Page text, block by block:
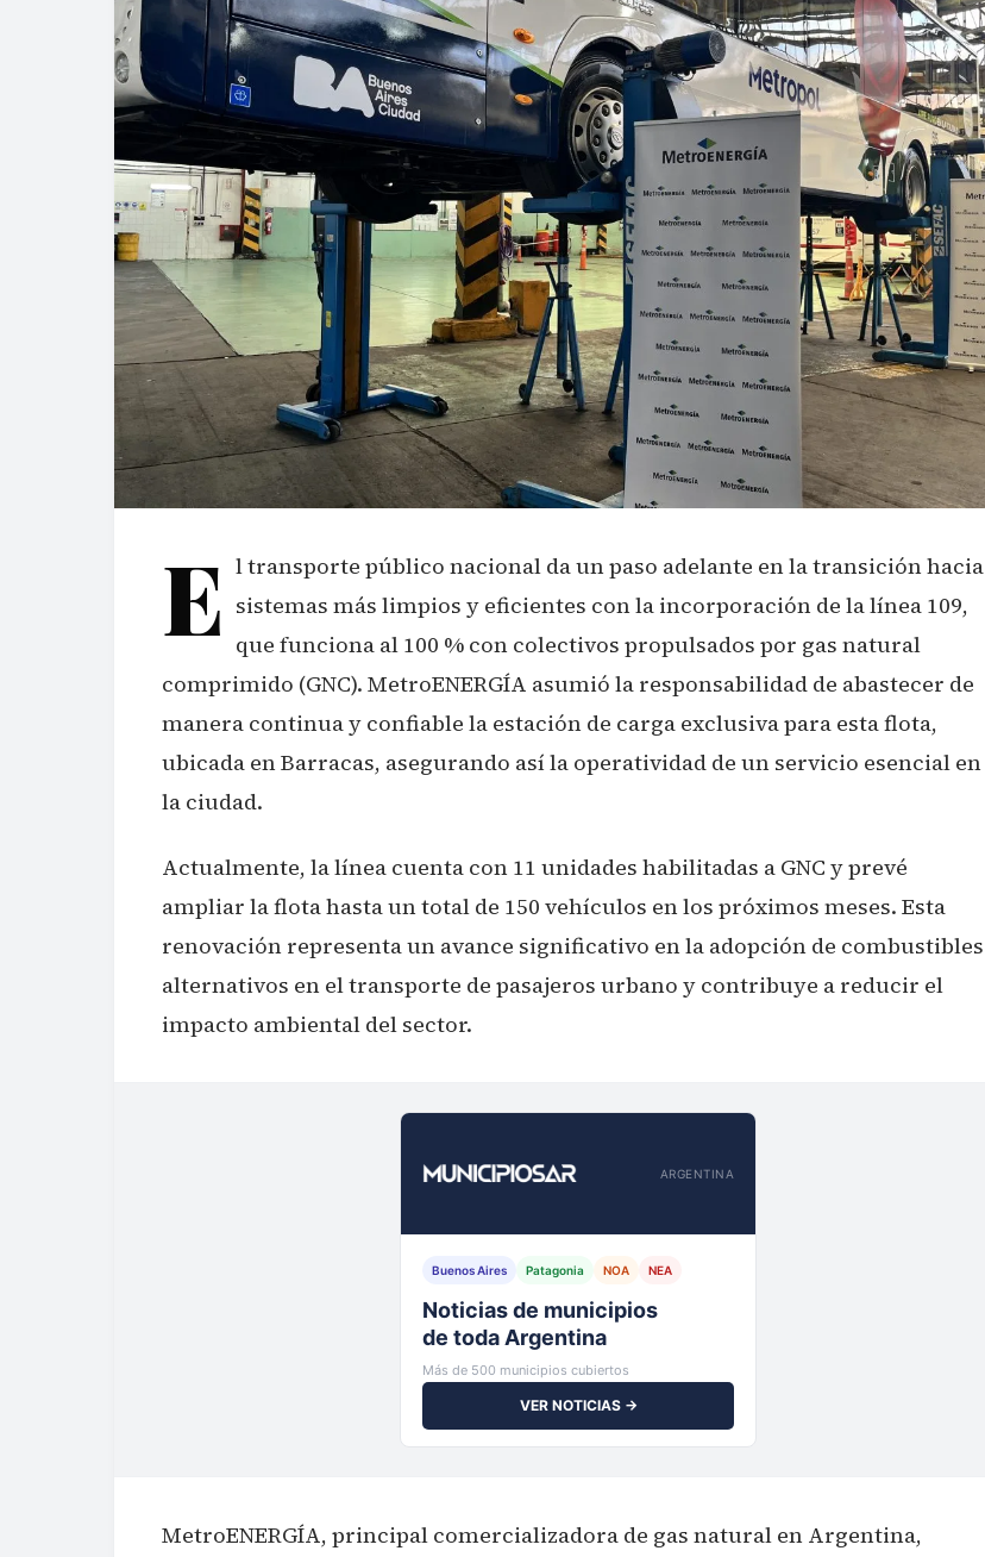
E l transporte público nacional da un paso adelante en la transición hacia
sistemas más limpios y eficientes con la incorporación de la línea 109,
que funciona al 100 % con colectivos propulsados por gas natural
comprimido (GNC). MetroENERGÍA asumió la responsabilidad de abastecer de
manera continua y confiable la estación de carga exclusiva para esta flota,
ubicada en Barracas, asegurando así la operatividad de un servicio esencial en
la ciudad.
Actualmente, la línea cuenta con 11 unidades habilitadas a GNC y prevé
ampliar la flota hasta un total de 150 vehículos en los próximos meses. Esta
renovación representa un avance significativo en la adopción de combustibles
alternativos en el transporte de pasajeros urbano y contribuye a reducir el
impacto ambiental del sector.
ARGENTINA
Buenos Aires Patagonia NOA NEA
Tu municipio,
al instante
Más de 500 municipios cubiertos
VER NOTICIAS →
MetroENERGÍA, principal comercializadora de gas natural en Argentina,